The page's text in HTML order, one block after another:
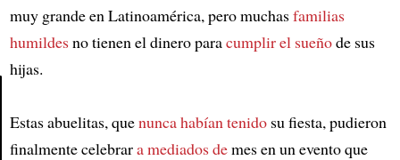
Article
muy grande en Latinoamérica, pero muchasfamilias
humildesno tienen el dinero paracumplir el sueñode sus
hijas.
Estas abuelitas, quenunca habían tenidosu fiesta, pudieron
finalmente celebrara mediados demes en un evento que